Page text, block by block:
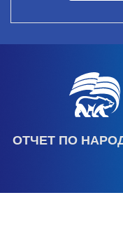
ОТЧЕТ ПО